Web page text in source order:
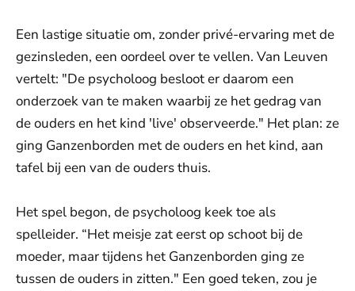
Een lastige situatie om, zonder privé-ervaring met de
gezinsleden, een oordeel over te vellen. Van Leuven
vertelt: "De psycholoog besloot er daarom een
onderzoek van te maken waarbij ze het gedrag van
de ouders en het kind 'live' observeerde." Het plan: ze
ging Ganzenborden met de ouders en het kind, aan
tafel bij een van de ouders thuis.
Het spel begon, de psycholoog keek toe als
spelleider. “Het meisje zat eerst op schoot bij de
moeder, maar tijdens het Ganzenborden ging ze
tussen de ouders in zitten." Een goed teken, zou je